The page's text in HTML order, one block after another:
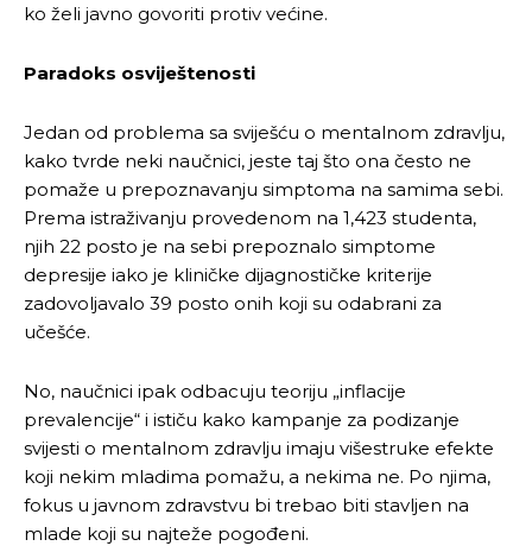
ko želi javno govoriti protiv većine.
Paradoks osviještenosti
Jedan od problema sa sviješću o mentalnom zdravlju,
kako tvrde neki naučnici, jeste taj što ona često ne
pomaže u prepoznavanju simptoma na samima sebi.
Prema istraživanju provedenom na 1,423 studenta,
njih 22 posto je na sebi prepoznalo simptome
depresije iako je kliničke dijagnostičke kriterije
zadovoljavalo 39 posto onih koji su odabrani za
učešće.
No, naučnici ipak odbacuju teoriju „inflacije
prevalencije“ i ističu kako kampanje za podizanje
svijesti o mentalnom zdravlju imaju višestruke efekte
koji nekim mladima pomažu, a nekima ne. Po njima,
fokus u javnom zdravstvu bi trebao biti stavljen na
mlade koji su najteže pogođeni.